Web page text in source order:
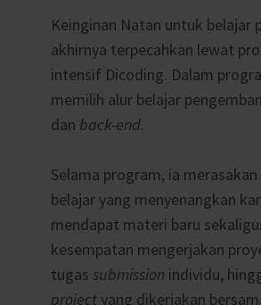
Keinginan Natan untuk belajar
akhirnya terpecahkan lewat
intensif Dicoding. Dalam
memilih alur belajar
dan back-end.
Selama program, ia
belajar yang menyenangkan
mendapat materi baru
kesempatan mengerjakan
tugas submission individu,
projectyang dikerjakan